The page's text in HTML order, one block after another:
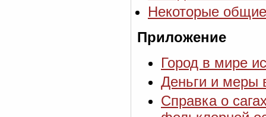
Некоторые
Приложение
Город в мире
Деньги и меры
Справка о